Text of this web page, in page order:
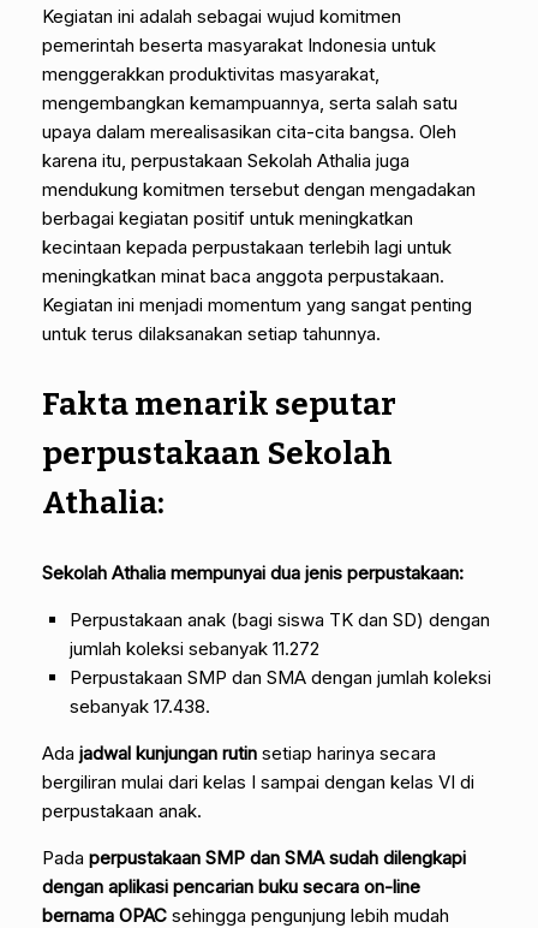
Kegiatan ini adalah sebagai wujud komitmen
pemerintah beserta masyarakat Indonesia untuk
menggerakkan produktivitas masyarakat,
mengembangkan kemampuannya, serta salah satu
upaya dalam merealisasikan cita-cita bangsa. Oleh
karena itu, perpustakaan Sekolah Athalia juga
mendukung komitmen tersebut dengan mengadakan
berbagai kegiatan positif untuk meningkatkan
kecintaan kepada perpustakaan terlebih lagi untuk
meningkatkan minat baca anggota perpustakaan.
Kegiatan ini menjadi momentum yang sangat penting
untuk terus dilaksanakan setiap tahunnya.
Fakta menarik seputar
perpustakaan Sekolah
Athalia:
Sekolah Athalia mempunyai dua jenis perpustakaan:
Perpustakaan anak (bagi siswa TK dan SD) dengan
jumlah koleksi sebanyak 11.272
Perpustakaan SMP dan SMA dengan jumlah koleksi
sebanyak 17.438.
Ada jadwal kunjungan rutin setiap harinya secara
bergiliran mulai dari kelas I sampai dengan kelas VI di
perpustakaan anak.
Pada perpustakaan SMP dan SMA sudah dilengkapi
dengan aplikasi pencarian buku secara on-line
bernama OPAC sehingga pengunjung lebih mudah